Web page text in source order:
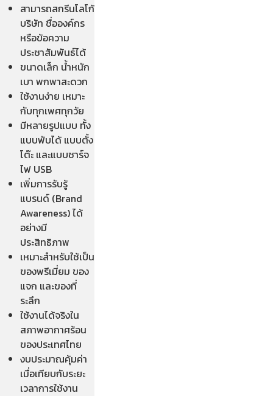
สามารถสกรีนโลโก้
บริษัท ชื่อองค์กร
หรือข้อความ
ประชาสัมพันธ์ได้
ขนาดเล็ก น้ำหนัก
เบา พกพาสะดวก
ใช้งานง่าย เหมาะ
กับทุกเพศทุกวัย
มีหลายรูปแบบ ทั้ง
แบบพับได้ แบบตั้ง
โต๊ะ และแบบชาร์จ
ไฟ USB
เพิ่มการรับรู้
แบรนด์ (Brand
Awareness) ได้
อย่างมี
ประสิทธิภาพ
เหมาะสำหรับใช้เป็น
ของพรีเมี่ยม ของ
แจก และของที่
ระลึก
ใช้งานได้จริงใน
สภาพอากาศร้อน
ของประเทศไทย
งบประมาณคุ้มค่า
เมื่อเทียบกับระยะ
เวลาการใช้งาน